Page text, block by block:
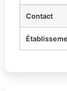
Contact